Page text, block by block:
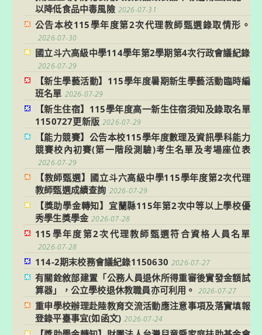
以降低食品中毒風險 2026-07-31
公告本校115學年度第2次代理教師甄選錄取情形。
2026-07-30
國立斗六高級中學114學年第2學期第4次行政會議紀錄
2026-07-29
【新生學藝活動】115學年度暑期新生學藝活動臨時編
班名單 2026-07-29
【新生住宿】115學年度高一新生住宿須知及錄取名單
1150727更新版 2026-07-29
【能力競賽】公告本校115學年度數理及資訊學科能力
競賽校內初賽(第一階段測驗)考生名單及考場座位表
2026-07-29
【教師甄選】國立斗六高級中學115學年度第2次代理
教師甄選成績查詢 2026-07-29
【獎助學金轉知】宜蘭縣115年第2次中等以上學校優
秀學生獎學金 2026-07-28
115學年度第2次代理教師甄選符合資格人員名單
2026-07-28
114-2期末校務會議紀錄1150630 2026-07-27
有關銓敘部建置「公務人員退休所得重審後實發金額試
算器」，公立學校退休教職員亦可利用。 2026-07-27
重申學校辦理赴陸教育交流活動應注意事項及落實填報
登錄平臺事宜(如函文) 2026-07-24